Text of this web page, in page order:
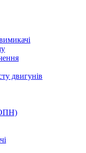
двигунів